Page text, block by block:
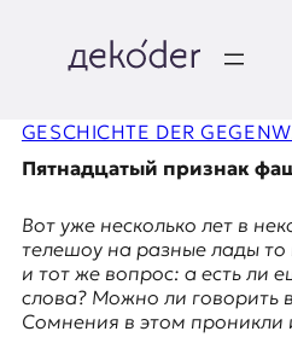
содержимому
e
k
o
d
GESCHICHTE DER
Пятнадцатый признак
Вот уже несколько лет в
телешоу на разные лады
и тот же вопрос: а есть ли
слова? Можно ли говорить
Сомнения в этом проникли